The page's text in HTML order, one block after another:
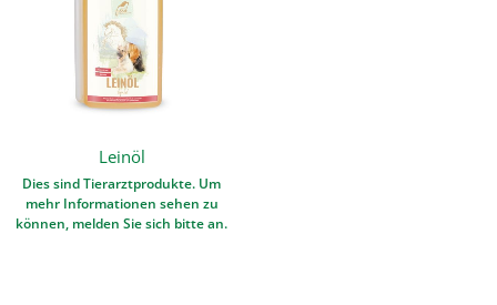
Leinöl
Dies sind Tierarztprodukte. Um
mehr Informationen sehen zu
können, melden Sie sich bitte an.